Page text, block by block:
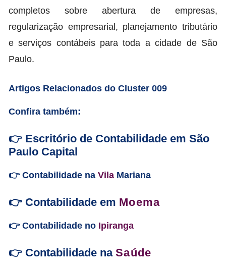
completos sobre abertura de empresas,
regularização empresarial, planejamento tributário
e serviços contábeis para toda a cidade de São
Paulo.
Artigos Relacionados do Cluster 009
Confira também:
👉 Escritório de Contabilidade em São
Paulo Capital
👉 Contabilidade na VilaMariana
👉 Contabilidade em Moema
👉 Contabilidade no Ipiranga
👉 Contabilidade na Saúde